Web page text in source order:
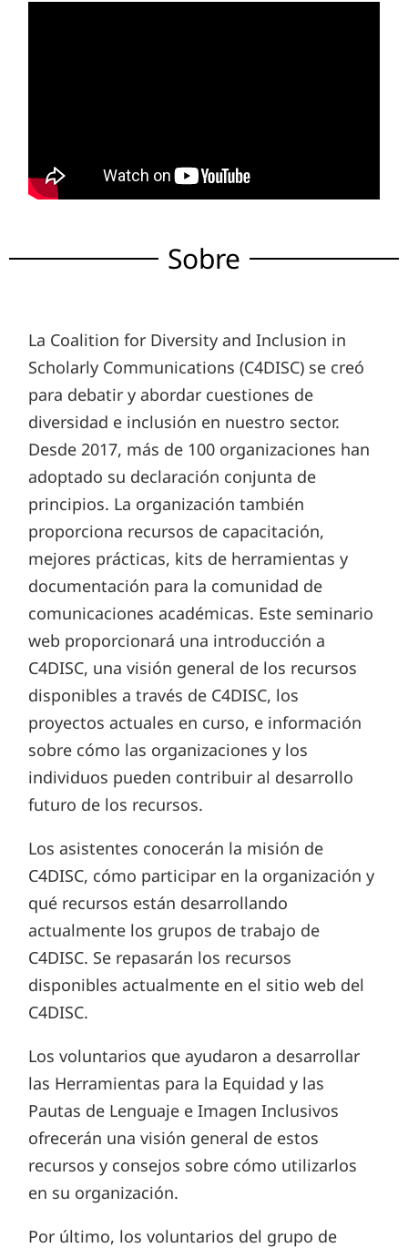
Sobre
La Coalition for Diversity and Inclusion in
Scholarly Communications (C4DISC) se creó
para debatir y abordar cuestiones de
diversidad e inclusión en nuestro sector.
Desde 2017, más de 100 organizaciones han
adoptado su declaración conjunta de
principios. La organización también
proporciona recursos de capacitación,
mejores prácticas, kits de herramientas y
documentación para la comunidad de
comunicaciones académicas. Este seminario
web proporcionará una introducción a
C4DISC, una visión general de los recursos
disponibles a través de C4DISC, los
proyectos actuales en curso, e información
sobre cómo las organizaciones y los
individuos pueden contribuir al desarrollo
futuro de los recursos.
Los asistentes conocerán la misión de
C4DISC, cómo participar en la organización y
qué recursos están desarrollando
actualmente los grupos de trabajo de
C4DISC. Se repasarán los recursos
disponibles actualmente en el sitio web del
C4DISC.
Los voluntarios que ayudaron a desarrollar
las Herramientas para la Equidad y las
Pautas de Lenguaje e Imagen Inclusivos
ofrecerán una visión general de estos
recursos y consejos sobre cómo utilizarlos
en su organización.
Por último, los voluntarios del grupo de